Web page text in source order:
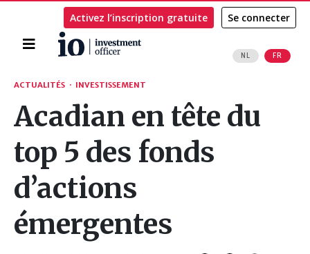
Accueil
NL FR
Activez l’inscription gratuite Se connecter
Rechercher
ACTUALITÉS · INVESTISSEMENT
Acadian en tête du
top 5 des fonds
d’actions
émergentes